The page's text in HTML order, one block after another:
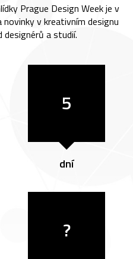
Prague Design Week je v
v kreativním designu
a studií.
5
dní
?